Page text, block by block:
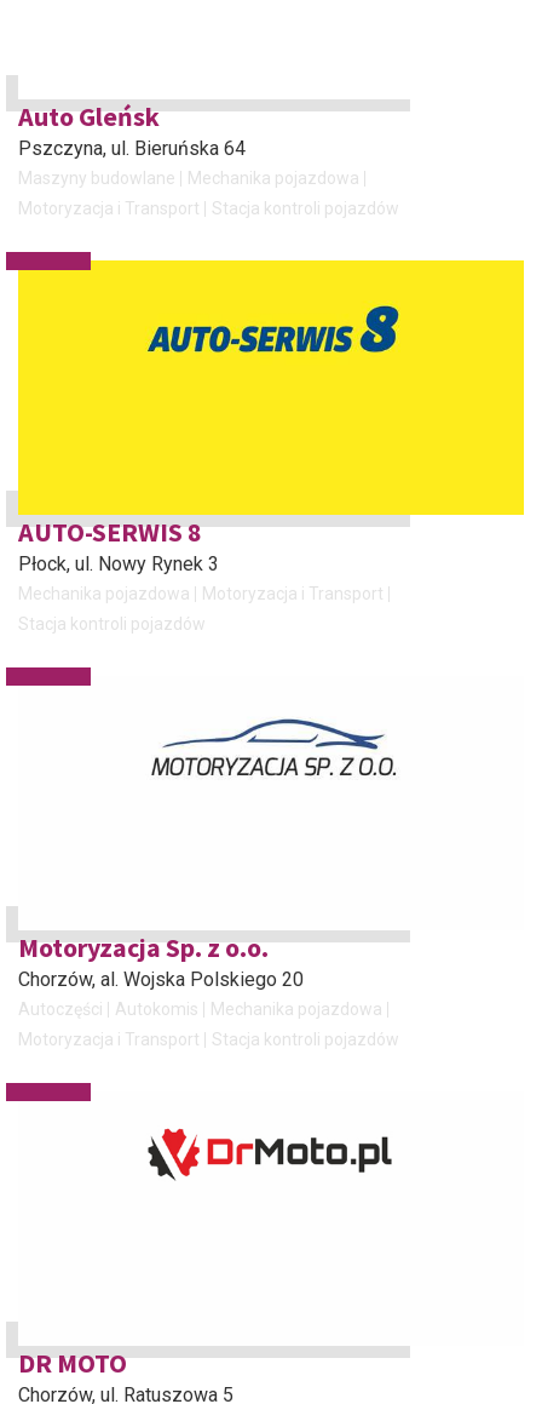
Auto Gleńsk
Pszczyna, ul. Bieruńska 64
Maszyny budowlane
Mechanika pojazdowa
Motoryzacja i Transport
Stacja kontroli pojazdów
AUTO-SERWIS 8
Płock, ul. Nowy Rynek 3
Mechanika pojazdowa
Motoryzacja i Transport
Stacja kontroli pojazdów
Motoryzacja Sp. z o.o.
Chorzów, al. Wojska Polskiego 20
Autoczęści Autokomis
Mechanika pojazdowa
Motoryzacja i Transport
Stacja kontroli pojazdów
DR MOTO
Chorzów, ul. Ratuszowa 5